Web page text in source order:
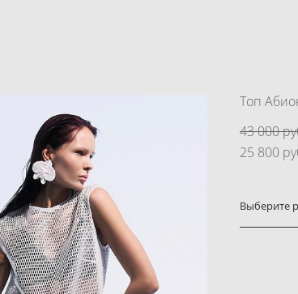
Топ
43 000
25 800
Выберите